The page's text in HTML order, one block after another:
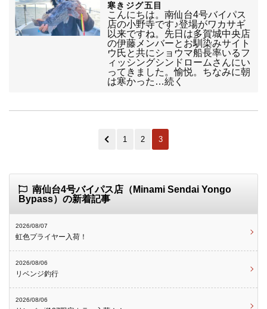
寒きジグ五目
こんにちは。南仙台4号バイパス
店の小野寺です♪登場がワカサギ
以来ですね。先日は多賀城中央店
の伊藤メンバーとお馴染みサイト
ウ氏と共にショウマ船長率いるフ
ィッシングシンドロームさんにい
ってきました。愉悦。ちなみに朝
は寒かった…続く
1 2 3
南仙台4号バイパス店（Minami Sendai Yongo
Bypass）の新着記事
2026/08/07
虹色プライヤー入荷！
2026/08/06
リベンジ釣行
2026/08/06